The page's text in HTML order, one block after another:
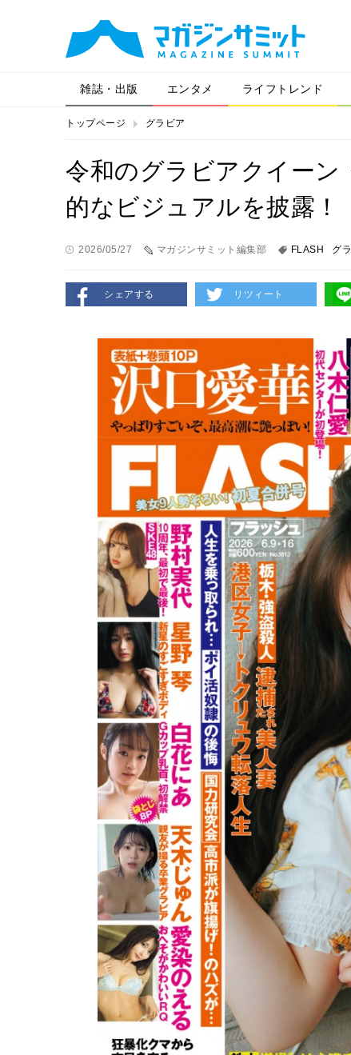
雑誌・出版 エンタメ ライフトレンド
トップページ グラビア
令和のグラビアクイーン
的なビジュアルを披露！
2026/05/27 マガジンサミット編集部 FLASH グ
シェアする リツィート